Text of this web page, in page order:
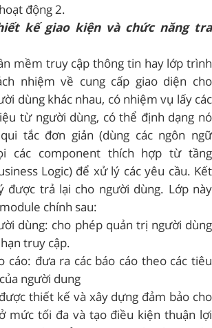
động 2.
kế giao kiện và chức năng tra
mềm truy cập thông tin hay lớp trình
nhiệm về cung cấp giao diện cho
dùng khác nhau, có nhiệm vụ lấy các
từ người dùng, có thể định dạng nó
tắc đơn giản (dùng các ngôn ngữ
các component thích hợp từ tầng
Logic) để xử lý các yêu cầu. Kết
được trả lại cho người dùng. Lớp này
chính sau:
dùng: cho phép quản trị người dùng
truy cập.
cáo: đưa ra các báo cáo theo các tiêu
người dung
thiết kế và xây dựng đảm bảo cho
mức tối đa và tạo điều kiện thuận lợi